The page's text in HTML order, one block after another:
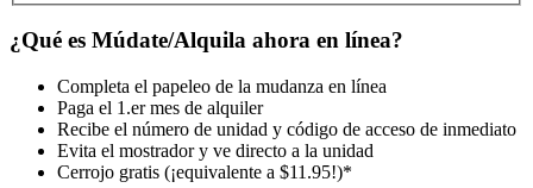
¿Qué es Múdate/Alquila ahora en línea?
Completa el papeleo de la mudanza en línea
Paga el 1.er mes de alquiler
Recibe el número de unidad y código de acceso de inmediato
Evita el mostrador y ve directo a la unidad
Cerrojo gratis (¡equivalente a $11.95!)*